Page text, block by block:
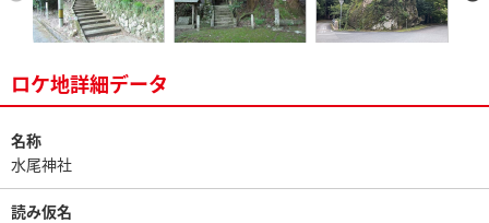
ロケ地詳細データ
名称
水尾神社
読み仮名